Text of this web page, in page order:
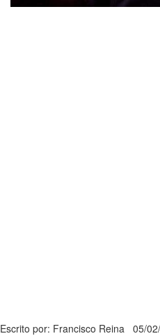
Escrito por: Francisco Reina 05/